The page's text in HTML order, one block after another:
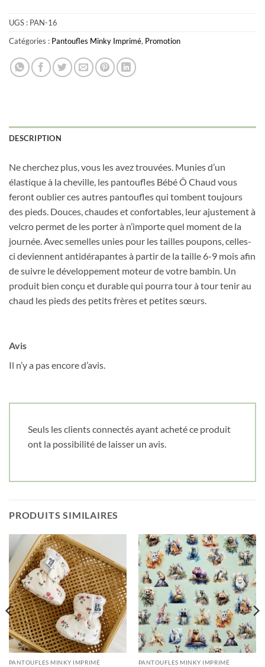
UGS : PAN-16
Catégories : Pantoufles Minky Imprimé, Promotion
DESCRIPTION
Ne cherchez plus, vous les avez trouvées. Munies d’un
élastique à la cheville, les pantoufles Bébé Ô Chaud vous
feront oublier ces autres pantoufles qui tombent toujours
des pieds. Douces, chaudes et confortables, leur ajustement à
velcro permet de les porter à n’importe quel moment de la
journée. Avec semelles unies pour les tailles poupons, celles-
ci deviennent antidérapantes à partir de la taille 6-9 mois afin
de suivre le développement moteur de votre bambin. Un
produit bien conçu et durable qui pourra tour à tour tenir au
chaud les pieds des petits frères et petites sœurs.
Avis
Il n’y a pas encore d’avis.
Seuls les clients connectés ayant acheté ce produit
ont la possibilité de laisser un avis.
PRODUITS SIMILAIRES
PANTOUFLES MINKY IMPRIMÉ PANTOUFLES MINKY IMPRIMÉ
Obtenez un 10% de rabais sur votre
prochaine commande en vous inscrivant à
notre infolettre!
Courriel
Date de naissance